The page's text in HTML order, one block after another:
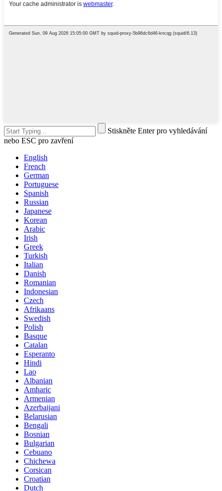
Stiskněte Enter pro vyhledávání
nebo ESC pro zavření
English
French
German
Portuguese
Spanish
Russian
Japanese
Korean
Arabic
Irish
Greek
Turkish
Italian
Danish
Romanian
Indonesian
Czech
Afrikaans
Swedish
Polish
Basque
Catalan
Esperanto
Hindi
Lao
Albanian
Amharic
Armenian
Azerbaijani
Belarusian
Bengali
Bosnian
Bulgarian
Cebuano
Chichewa
Corsican
Croatian
Dutch